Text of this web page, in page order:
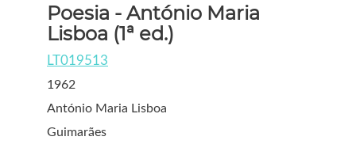
Poesia - António Maria
Lisboa (1ª ed.)
LT019513
1962
António Maria Lisboa
Guimarães